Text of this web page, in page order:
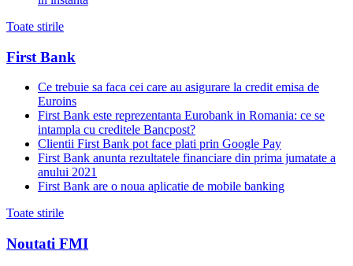
Toate stirile
First Bank
Ce trebuie sa faca cei care au asigurare la credit emisa de
Euroins
First Bank este reprezentanta Eurobank in Romania: ce se
intampla cu creditele Bancpost?
Clientii First Bank pot face plati prin Google Pay
First Bank anunta rezultatele financiare din prima jumatate a
anului 2021
First Bank are o noua aplicatie de mobile banking
Toate stirile
Noutati FMI